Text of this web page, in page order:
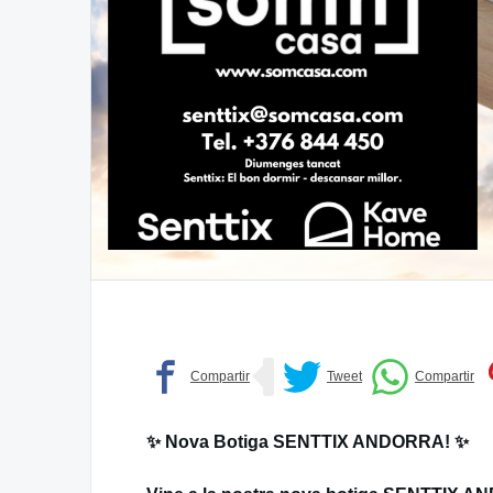
✨ Nova Botiga SENTTIX ANDORRA! ✨